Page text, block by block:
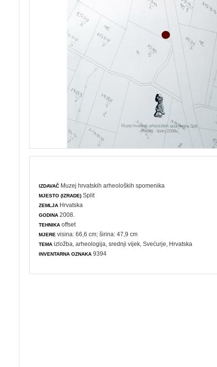
IZDAVAČ Muzej hrvatskih arheoloških spomenika
MJESTO (IZRADE) Split
ZEMLJA Hrvatska
GODINA 2008.
TEHNIKA offset
MJERE visina: 66,6 cm; širina: 47,9 cm
TEMA izložba ,arheologija , srednji vijek, Svećurje, Hrvatska
INVENTARNA OZNAKA 9394